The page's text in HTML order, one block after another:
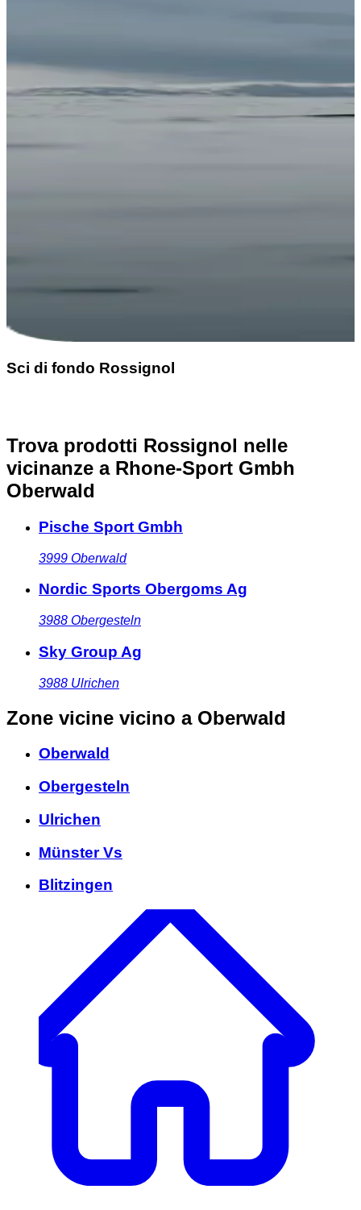
Sci di fondo Rossignol
Trova prodotti Rossignol nelle
vicinanze a Rhone-Sport Gmbh
Oberwald
Pische Sport Gmbh
3999 Oberwald
Nordic Sports Obergoms Ag
3988 Obergesteln
Sky Group Ag
3988 Ulrichen
Zone vicine vicino a Oberwald
Oberwald
Obergesteln
Ulrichen
Münster Vs
Blitzingen